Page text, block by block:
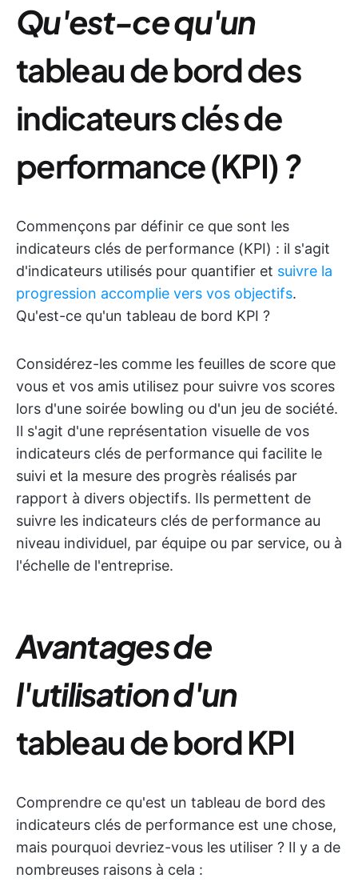
Qu'est-ce qu'un
tableau de bord des
indicateurs clés de
performance (KPI)?
Commençons par définir ce que sont les
indicateurs clés de performance (KPI) : il s'agit
d'indicateurs utilisés pour quantifier et suivre la
progression accomplie vers vos objectifs.
Qu'est-ce qu'un tableau de bord KPI ?
Considérez-les comme les feuilles de score que
vous et vos amis utilisez pour suivre vos scores
lors d'une soirée bowling ou d'un jeu de société.
Il s'agit d'une représentation visuelle de vos
indicateurs clés de performance qui facilite le
suivi et la mesure des progrès réalisés par
rapport à divers objectifs. Ils permettent de
suivre les indicateurs clés de performance au
niveau individuel, par équipe ou par service, ou à
l'échelle de l'entreprise.
Avantages de
l'utilisation d'un
tableau de bord KPI
Comprendre ce qu'est un tableau de bord des
indicateurs clés de performance est une chose,
mais pourquoi devriez-vous les utiliser ? Il y a de
nombreuses raisons à cela :